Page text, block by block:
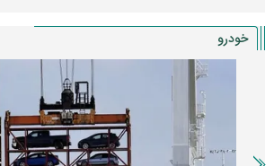
خودرو